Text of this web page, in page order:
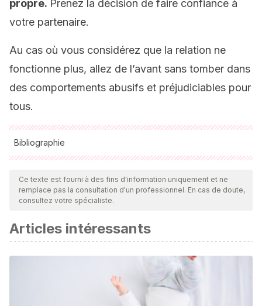
propre. Prenez la décision de faire confiance à
votre partenaire.
Au cas où vous considérez que la relation ne
fonctionne plus, allez de l’avant sans tomber dans
des comportements abusifs et préjudiciables pour
tous.
Bibliographie
Toutes les sources citées ont été examinées en profondeur
par notre équipe pour garantir leur qualité, leur fiabilité, leur
actualité et leur validité. La bibliographie de cet article a été
ou scientifique
Arcusa Les, G.(2015). Narcisismo:¿ Una nueva patología
en nuestra sociedad actual? La búsqueda incansable de la
propia identidad a través de las Redes Sociales.
https://www.recercat.cat/handle/2072/257264
Ce texte est fourni à des fins d'information uniquement et ne
remplace pas la consultation d'un professionnel. En cas de doute,
consultez votre spécialiste.
Articles intéressants